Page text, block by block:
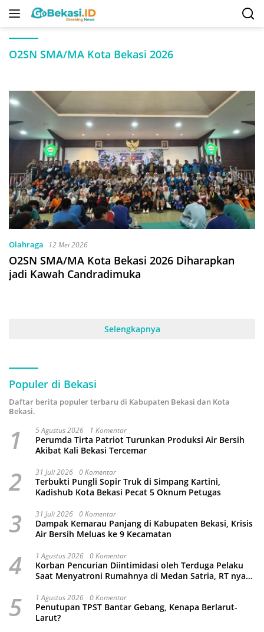
Langsung
O2SN SMA/MA Kota Bekasi 2026
Olahraga 12 Mei 2026
O2SN SMA/MA Kota Bekasi 2026 Diharapkan
jadi Kawah Candradimuka
Selengkapnya
Populer di Bekasi
Daftar berita populer terbaru di Kabupaten Bekasi dan Kota
Bekasi.
1 5 Agustus 2026 1 Komentar
Perumda Tirta Patriot Turunkan Produksi Air Bersih
Akibat Kali Bekasi Tercemar
2 31 Juli 2026 0 Komentar
Terbukti Pungli Sopir Truk di Simpang Kartini,
Kadishub Kota Bekasi Pecat 5 Oknum Petugas
3 31 Juli 2026 0 Komentar
Dampak Kemarau Panjang di Kabupaten Bekasi, Krisis
Air Bersih Meluas ke 9 Kecamatan
4 1 Agustus 2026 0 Komentar
Korban Pencurian Diintimidasi oleh Terduga Pelaku
Saat Menyatroni Rumahnya di Medan Satria, RT nya
5 1 Agustus 2026 0 Komentar
Penutupan TPST Bantar Gebang, Kenapa Berlarut-
Larut?